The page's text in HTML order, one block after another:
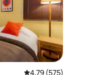
均評価レビュー575件、5つ
4.79 (575)